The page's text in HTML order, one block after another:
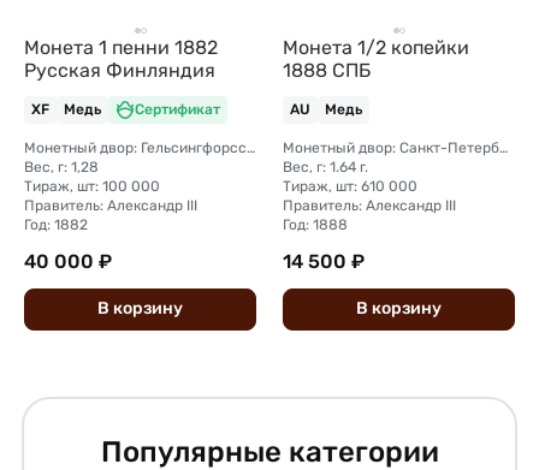
Монета 1 пенни 1882
Русская Финляндия
XF Медь Сертификат
Монетный двор: Гельсингфорсский монетный двор (Финляндия)
Вес, г: 1,28
Тираж, шт: 100 000
Правитель: Александр III
Год: 1882
40 000 ₽
В корзину
Монета 1/2 копейки
1888 СПБ
AU Медь
Монетный двор: Санкт-Петербургский монетный двор
Вес, г: 1.64 г.
Тираж, шт: 610 000
Правитель: Александр III
Год: 1888
14 500 ₽
В корзину
Популярные категории